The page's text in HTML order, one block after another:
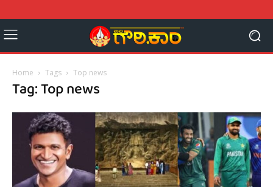
Home Tags Top news
Tag: Top news